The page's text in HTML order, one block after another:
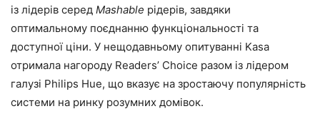
із лідерів серед Mashable рідерів, завдяки
оптимальному поєднанню функціональності та
доступної ціни. У нещодавньому опитуванні Kasa
отримала нагороду Readers’ Choice разом із лідером
галузі Philips Hue, що вказує на зростаючу популярність
системи на ринку розумних домівок.